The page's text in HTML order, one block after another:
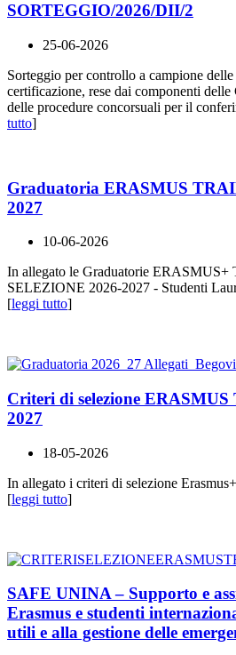
SORTEGGIO/2026/DII/2
25-06-2026
Sorteggio per controllo a campione
certificazione, rese dai componenti
delle procedure concorsuali per il
tutto]
Graduatoria ERASMUS
2027
10-06-2026
In allegato le Graduatorie
SELEZIONE 2026-2027 - Studenti
[leggi tutto]
Criteri di selezione ERASMUS
2027
18-05-2026
In allegato i criteri di selezione
[leggi tutto]
SAFE UNINA – Supporto e
Erasmus e studenti
utili e alla gestione delle